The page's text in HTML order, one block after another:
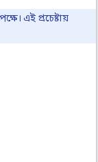
এই প্রচেষ্টায়